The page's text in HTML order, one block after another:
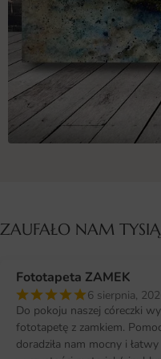
ZAUFAŁO NAM
Fototapeta ZAMEK
6 sierpnia,
Do pokoju naszej córeczki
fototapetę z zamkiem.
doradziła nam mocny i